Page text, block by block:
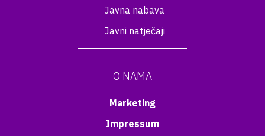
Javna nabava
Javni natječaji
O NAMA
Marketing
Impressum